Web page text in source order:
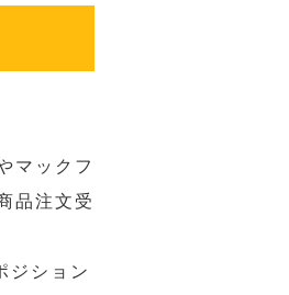
マックフ
品注文受
ジション